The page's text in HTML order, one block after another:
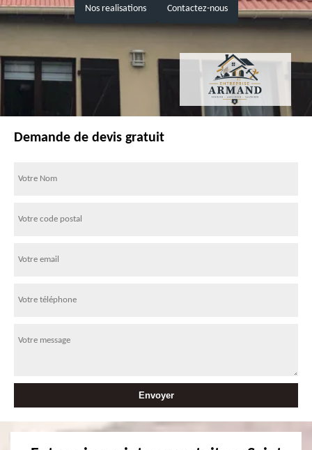
Nos realisations Contactez-nous
Demande de devis gratuit